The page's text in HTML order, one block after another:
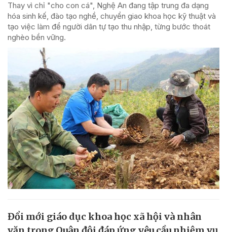
Thay vì chỉ "cho con cá", Nghệ An đang tập trung đa dạng
hóa sinh kế, đào tạo nghề, chuyển giao khoa học kỹ thuật và
tạo việc làm để người dân tự tạo thu nhập, từng bước thoát
nghèo bền vững.
Đổi mới giáo dục khoa học xã hội và nhân